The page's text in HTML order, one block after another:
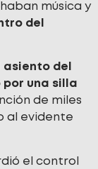
música y
del
asiento del
una silla
de miles
al evidente
el control